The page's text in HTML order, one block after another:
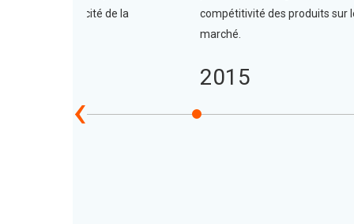
‹
améliorer l'efficacité de la
compétitivité des produits sur
marché.
2015